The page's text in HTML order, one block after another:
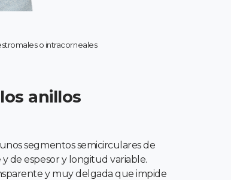
o intracorneales
anillos
segmentos semicirculares de
de espesor y longitud variable.
y muy delgada que impide